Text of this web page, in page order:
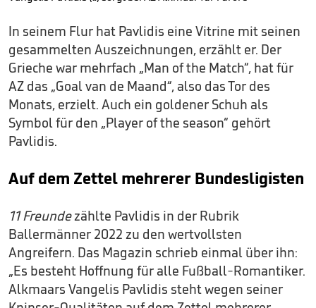
In seinem Flur hat Pavlidis eine Vitrine mit seinen
gesammelten Auszeichnungen, erzählt er. Der
Grieche war mehrfach „Man of the Match“, hat für
AZ das „Goal van de Maand“, also das Tor des
Monats, erzielt. Auch ein goldener Schuh als
Symbol für den „Player of the season“ gehört
Pavlidis.
Auf dem Zettel mehrerer Bundesligisten
11 Freundezählte Pavlidis in der Rubrik
Ballermänner 2022 zu den wertvollsten
Angreifern. Das Magazin schrieb einmal über ihn:
„Es besteht Hoffnung für alle Fußball­-Romantiker.
Alkmaars Vangelis Pavlidis steht wegen seiner